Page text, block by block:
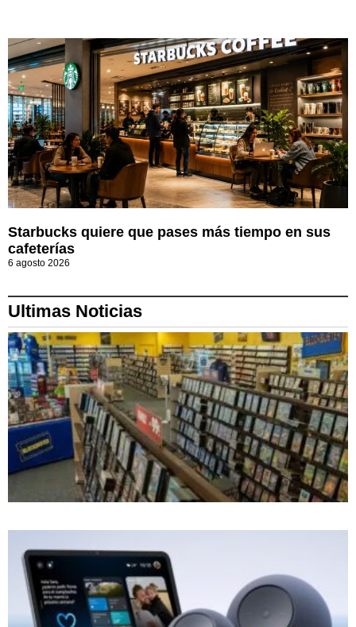
Starbucks quiere que pases más tiempo en sus
cafeterías
6 agosto 2026
Ultimas Noticias